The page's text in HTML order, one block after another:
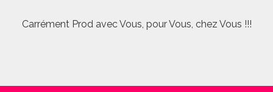
Carrément Prod avec Vous, pour Vous, chez Vous !!!